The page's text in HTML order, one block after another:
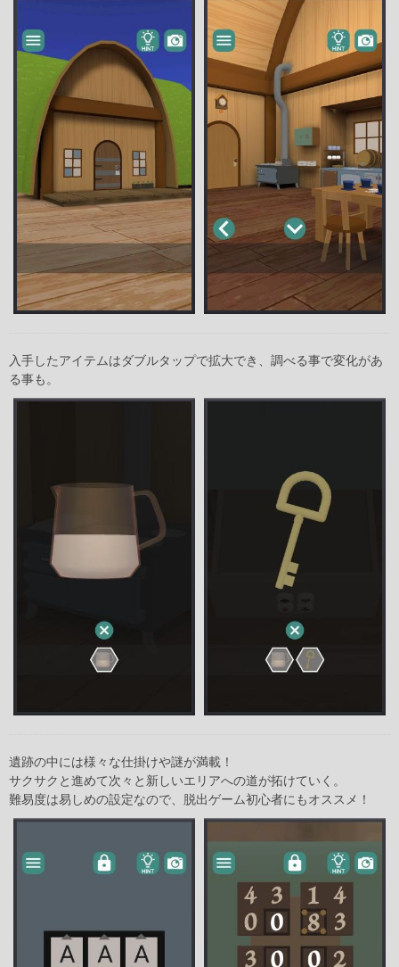
入手したアイテムはダブルタップで拡大でき、調べる事で変化があ
る事も。
遺跡の中には様々な仕掛けや謎が満載！
サクサクと進めて次々と新しいエリアへの道が拓けていく。
難易度は易しめの設定なので、脱出ゲーム初心者にもオススメ！